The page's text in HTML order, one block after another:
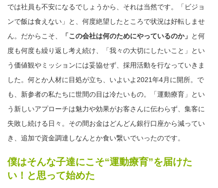
では社員も不安になるでしょうから、それは当然です。「ビジョ
ンで飯は食えない」と、何度絶望したところで状況は好転しませ
ん。だからこそ、
「この会社は何のためにやっているのか」 と何
度も何度も繰り返し考え続け、「我々の大切にしたいこと」とい
う価値観やミッションには妥協せず、採用活動を行なっていきま
した。何とか人材に目処が立ち、いよいよ2021年4月に開所。で
も、新参者の私たちに世間の目は冷たいもの。「運動療育」とい
う新しいアプローチは魅力や効果がお客さんに伝わらず、集客に
失敗し続ける日々。その間お金はどんどん銀行口座から減ってい
き、追加で資金調達しなんとか食い繋いでいったのです。
僕はそんな子達にこそ“運動療育”を届けた
い！と思って始めた